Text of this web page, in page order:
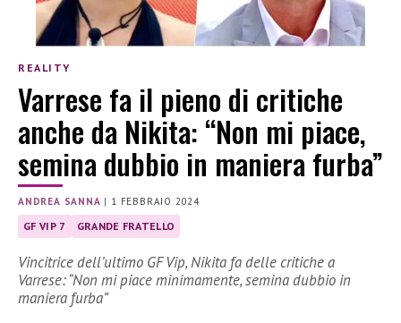
REALITY
Varrese fa il pieno di critiche
anche da Nikita: “Non mi piace,
semina dubbio in maniera furba”
ANDREA SANNA | 1 FEBBRAIO 2024
GF VIP 7 GRANDE FRATELLO
Vincitrice dell’ultimo GF Vip, Nikita fa delle critiche a
Varrese: “Non mi piace minimamente, semina dubbio in
maniera furba”